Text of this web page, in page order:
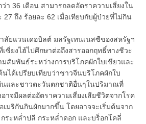
า 36 เดือน สามารถลดอัตราความเสี่ยงใน
27 ถึง ร้อยละ 62 เมื่อเทียบกับผู้ป่วยที่ไม่กิน
แวนเดอบิลต์ มลรัฐเทนเนสซีของสหรัฐฯ
ซี่ยงไฮ้ไปศึกษาต่อถึงสารออกฤทธิ์ทางชีวะ
สัมพันธ์ระหว่างการบริโภคผักใบเขียวและ
นได้เปรียบเทียบว่าชาวจีนบริโภคผักใบ
นและชาวตะวันตกชาติอื่นๆในปริมาณที่
าจมีผลต่ออัตราความเสี่ยงเสียชีวิตจากโรค
เมริกันกินผักมากขึ้น โดยอาจจะเริ่มต้นจาก
ระหล่ำปลี กระหล่ำดอก และบร็อกโคลี่